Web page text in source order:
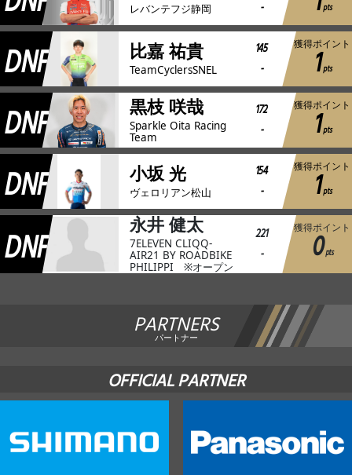
レバンテフジ静岡
-
pts
DNF 比嘉 祐貴
TeamCyclersSNEL
145
-
獲得ポイント
1pts
DNF 黒枝 咲哉
Sparkle Oita Racing
Team
172
-
獲得ポイント
1pts
DNF 小坂 光
ヴェロリアン松山
154
-
獲得ポイント
1pts
DNF 永井 健太
7ELEVEN CLIQQ-
AIR21 BY ROADBIKE
PHILIPPI ※オープン
221
-
獲得ポイント
0 pts
PARTNERS
パートナー
OFFICIAL PARTNER